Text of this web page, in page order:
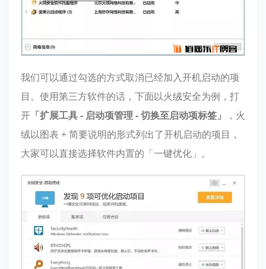
我们可以通过勾选的方式取消已经加入开机启动的项
目。使用第三方软件的话，下面以火绒安全为例，打
开 「扩展工具 - 启动项管理 - 切换至启动项标签」
，火
绒以图表 + 简要说明的形式列出了开机启动的项目，
大家可以直接选择软件内置的「一键优化」。